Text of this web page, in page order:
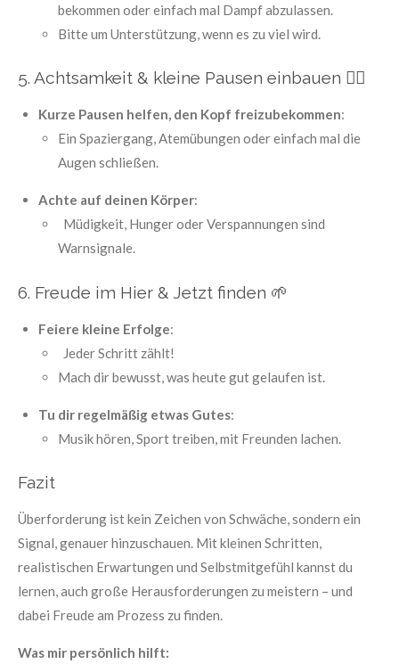
bekommen oder einfach mal Dampf abzulassen.
Bitte um Unterstützung, wenn es zu viel wird.
5. Achtsamkeit & kleine Pausen einbauen 🧘‍♂️
Kurze Pausen helfen, den Kopf freizubekommen:
Ein Spaziergang, Atemübungen oder einfach mal die
Augen schließen.
Achte auf deinen Körper:
Müdigkeit, Hunger oder Verspannungen sind
Warnsignale.
6. Freude im Hier & Jetzt finden 🌱
Feiere kleine Erfolge:
Jeder Schritt zählt!
Mach dir bewusst, was heute gut gelaufen ist.
Tu dir regelmäßig etwas Gutes:
Musik hören, Sport treiben, mit Freunden lachen.
Fazit
Überforderung ist kein Zeichen von Schwäche, sondern ein
Signal, genauer hinzuschauen. Mit kleinen Schritten,
realistischen Erwartungen und Selbstmitgefühl kannst du
lernen, auch große Herausforderungen zu meistern – und
dabei Freude am Prozess zu finden.
Was mir persönlich hilft: